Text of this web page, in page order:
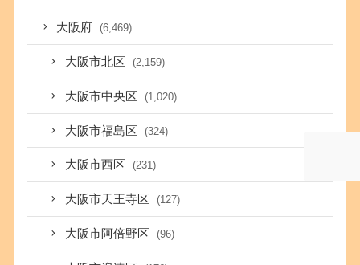
大阪府 (6,469)
大阪市北区 (2,159)
大阪市中央区 (1,020)
大阪市福島区 (324)
大阪市西区 (231)
大阪市天王寺区 (127)
大阪市阿倍野区 (96)